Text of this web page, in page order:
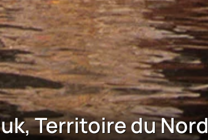
Territoire du Nord